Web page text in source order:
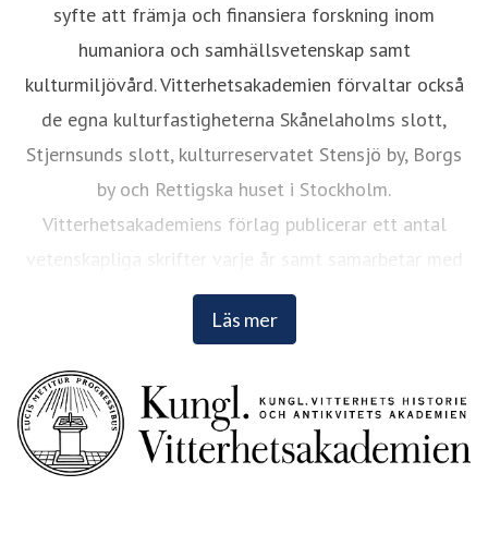
syfte att främja och finansiera forskning inom
humaniora och samhällsvetenskap samt
kulturmiljövård. Vitterhetsakademien förvaltar också
de egna kulturfastigheterna Skånelaholms slott,
Stjernsunds slott, kulturreservatet Stensjö by, Borgs
by och Rettigska huset i Stockholm.
Vitterhetsakademiens förlag publicerar ett antal
vetenskapliga skrifter varje år samt samarbetar med
andra förlag. Läs mer påwww.vitterhetsakademien.se
Läs mer